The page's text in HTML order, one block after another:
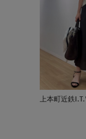
上本町近鉄